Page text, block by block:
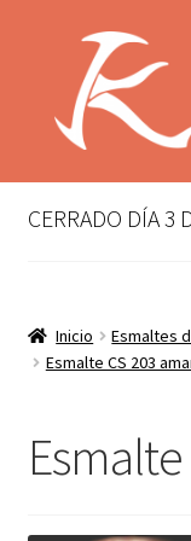
navegación
contenido
INICIO
CONDICIONES
PRIVACIDAD
CERRADO DÍA 3
Inicio Esmaltes
Esmalte CS 203